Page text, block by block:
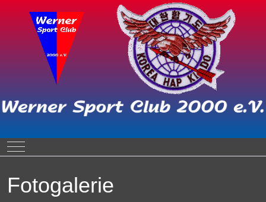
Mobile Menu Toggle
Fotogalerie